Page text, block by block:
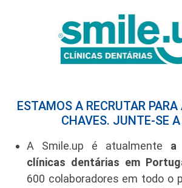
ESTAMOS A RECRUTAR
CHAVES. JUNTE-SE
A Smile.up é atualmente a
clínicas dentárias em
600 colaboradores em todo o